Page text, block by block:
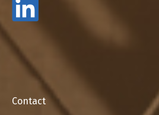
Contact